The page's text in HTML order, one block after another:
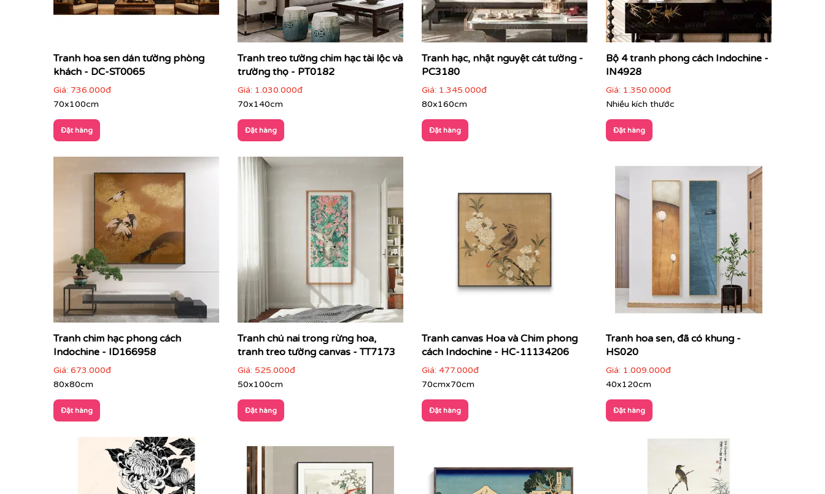
Nếu bạn yêu thích mẫu tranh đang xem, có thể bạn cũng sẽ quan tâm tìm hiểu thêm về tranh
để lựa chọn mẫu tranh phù hợp nhất
với không gian và ý tưởng thiết kế của bạn.
Khám phá thêm bộ sưu tập tranh Indochine tại Printek
Tranh phong cách indochine – tinh hoa á đông trong mọi không gian
Tranh phong cách Indochine là dòng tranh nghệ thuật kết hợp hài hòa giữa vẻ đẹp cổ điển Á Đông và nét tinh tế của kiến trúc Pháp thuộc địa. Đây không
chỉ là tranh trang trí – mà còn là biểu tượng của gu thẩm mỹ tinh tế, sự hoài cổ nhưng vẫn sang trọng hiện đại.
Tranh hoa sen dán tường phòng
khách - DC-ST0065
Giá: 736.000đ
70x100cm
Đặt hàng
Tranh treo tường chim hạc tài lộc và
trường thọ - PT0182
Giá: 1.030.000đ
70x140cm
Đặt hàng
Tranh hạc, nhật nguyệt cát tường -
PC3180
Giá: 1.345.000đ
80x160cm
Đặt hàng
Bộ 4 tranh phong cách Indochine -
IN4928
Giá: 1.350.000đ
Nhiều kích thước
Đặt hàng
Tranh chim hạc phong cách
Indochine - ID166958
Giá: 673.000đ
80x80cm
Đặt hàng
Tranh chú nai trong rừng hoa,
tranh treo tường canvas - TT7173
Giá: 525.000đ
50x100cm
Đặt hàng
Tranh canvas Hoa và Chim phong
cách Indochine - HC-11134206
Giá: 477.000đ
70cmx70cm
Đặt hàng
Tranh hoa sen, đã có khung -
HS020
Giá: 1.009.000đ
40x120cm
Đặt hàng